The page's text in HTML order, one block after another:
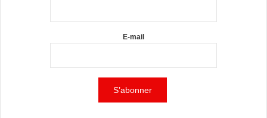
E-mail